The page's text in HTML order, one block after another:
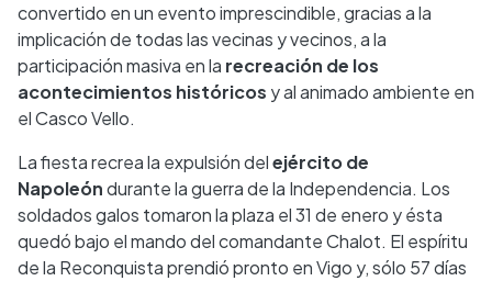
convertido en un evento imprescindible, gracias a la
implicación de todas las vecinas y vecinos, a la
participación masiva en la recreación de los
acontecimientos históricos y al animado ambiente en
el Casco Vello.
La fiesta recrea la expulsión delejército de
Napoleóndurante la guerra de la Independencia. Los
soldados galos tomaron la plaza el 31 de enero y ésta
quedó bajo el mando del comandante Chalot. El espíritu
de la Reconquista prendió pronto en Vigo y, sólo 57 días